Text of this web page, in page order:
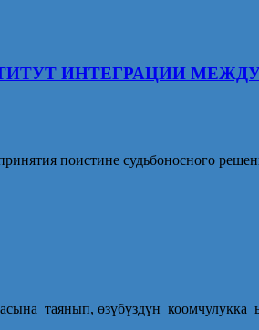
ИНТЕГРАЦИИ
поистине судьбоносного
таянып, өзүбүздүн коомчулукка